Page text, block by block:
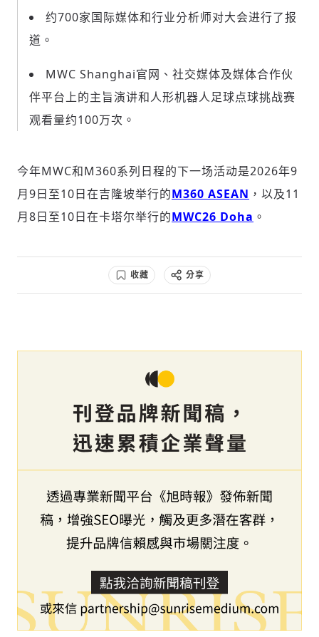
约700家国际媒体和行业分析师对大会进行了报
道。
MWC Shanghai官网、社交媒体及媒体合作伙
伴平台上的主旨演讲和人形机器人足球点球挑战赛
观看量约100万次。
今年MWC和M360系列日程的下一场活动是2026年9
月9日至10日在吉隆坡举行的M360 ASEAN ，以及11
月8日至10日在卡塔尔举行的MWC26 Doha 。
收藏 分享